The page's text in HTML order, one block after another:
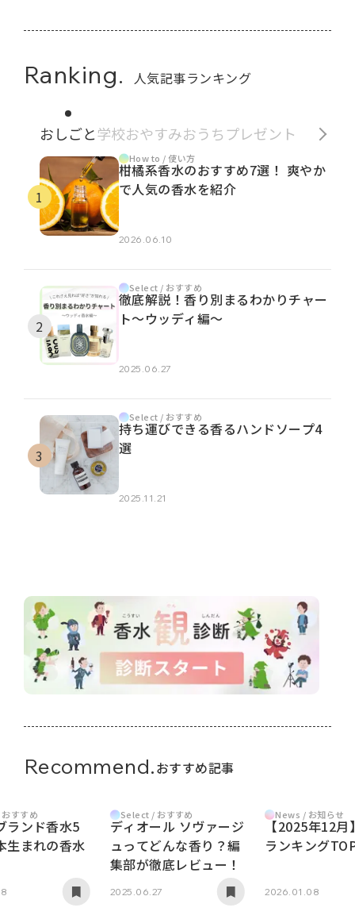
Ranking. 人気記事ランキング
おしごと学校おやすみおうち プレゼント
How to / 使い方
柑橘系香水のおすすめ7選！ 爽やか
で人気の香水を紹介
2026.06.10
Select / おすすめ
徹底解説！香り別まるわかりチャー
ト～ウッディ編～
2025.06.27
Select / おすすめ
持ち運びできる香るハンドソープ4
選
2025.11.21
Recommend.おすすめ記事
すすめ
ランド香水5
生まれの香水
Select / おすすめ
ディオール ソヴァージ
ュってどんな香り？編
集部が徹底レビュー！
2025.06.27
News / お知らせ
【2025年12月
ランキング
2026.01.08